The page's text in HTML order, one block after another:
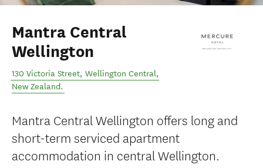
Mantra Central
Wellington
130 Victoria Street, Wellington Central,
New Zealand.
Mantra Central Wellington offers long and
short-term serviced apartment
accommodation in central Wellington.